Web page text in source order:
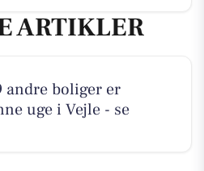
ARTIKLER
andre boliger er
uge i Vejle - se